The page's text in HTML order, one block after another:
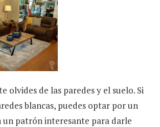
olvides de las paredes y el suelo. Si
blancas, puedes optar por un
un patrón interesante para darle